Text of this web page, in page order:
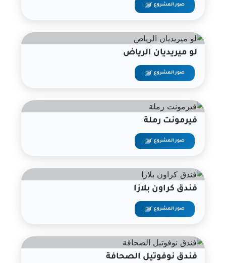
صور المشروع "
لو ميريديان الرياض
صور المشروع "
فيرمونت رملة
صور المشروع "
فندق كراون بلازا
صور المشروع "
فندق نوفوتيل الصحافة